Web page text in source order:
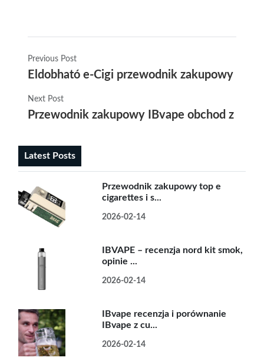
Previous Post
Eldobható e-Cigi przewodnik zakupowy i
Next Post
Przewodnik zakupowy IBvape obchod z
Latest Posts
Przewodnik zakupowy top e
cigarettes i s...
2026-02-14
IBVAPE – recenzja nord kit smok,
opinie ...
2026-02-14
IBvape recenzja i porównanie
IBvape z cu...
2026-02-14